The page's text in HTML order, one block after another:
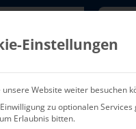
Aktuelles &
Einstellungen
Website weiter besuchen
zu optionalen Services
Erlaubnis bitten.